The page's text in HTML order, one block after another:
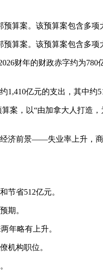
算案。该预算案包含多
算案。该预算案包含多项
财年的财政赤字约为
1,410亿元的支出，其中约
算案，以“由加拿大人打
济前景——失业率上升，
节省512亿元。
期。
年略有上升。
机构职位。